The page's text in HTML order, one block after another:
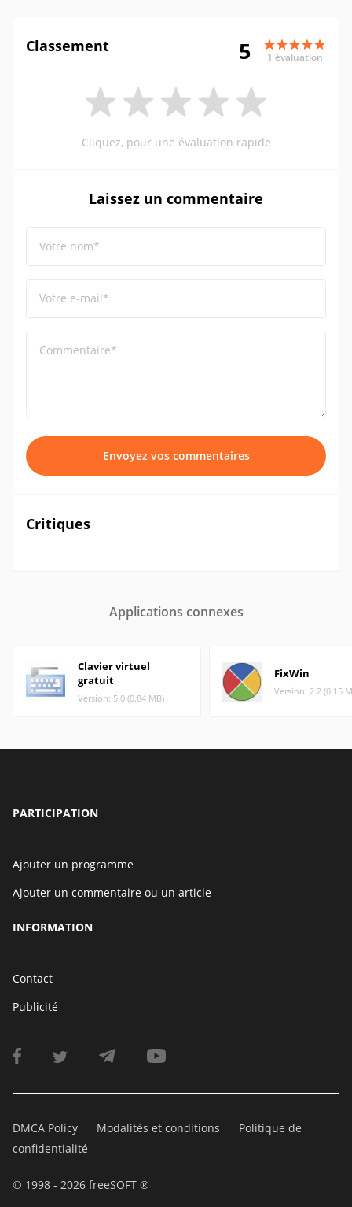
Classement 5 1 évaluation
Cliquez, pour une évaluation rapide
Laissez un commentaire
Votre nom*
Votre e-mail*
Commentaire*
Envoyez vos commentaires
Critiques
Applications connexes
Clavier virtuel
gratuit
Version: 5.0 (0.84 MB)
FixWin
Version: 2.2 (0.15
PARTICIPATION
Ajouter un programme
Ajouter un commentaire ou un article
INFORMATION
Contact
Publicité
DMCA Policy Modalités et conditions
Politique de
confidentialité
© 1998 - 2026 freeSOFT ®